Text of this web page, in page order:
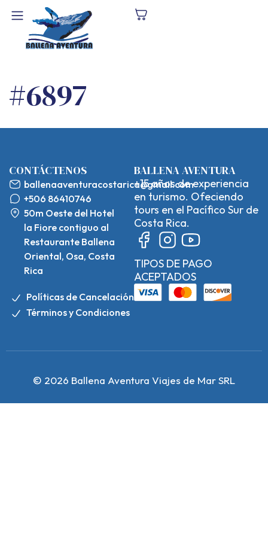
#6897
CONTÁCTENOS
ballenaaventuracostarica@gmail.com
+506 86410746
50m Oeste del Hotel
la Fiore contiguo al
Restaurante Ballena
Oriental, Osa, Costa
Rica
Políticas de Cancelación
Términos y Condiciones
BALLENA AVENTURA
+15 años de experiencia
en turismo. Ofeciendo
tours en el Pacífico Sur de
Costa Rica.
TIPOS DE PAGO
ACEPTADOS
© 2026 Ballena Aventura Viajes de Mar SRL